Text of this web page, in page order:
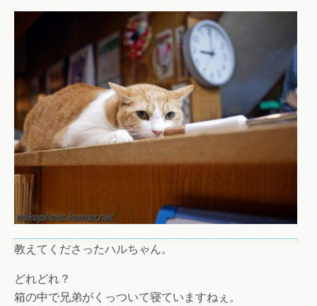
教えてくださったハルちゃん。
どれどれ？
箱の中で兄弟がくっついて寝ていますねぇ。